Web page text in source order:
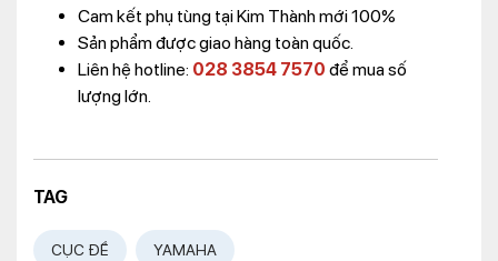
Cam kết phụ tùng tại Kim Thành mới 100%
Sản phẩm được giao hàng toàn quốc.
Liên hệ hotline: 028 3854 7570 để mua số
lượng lớn.
TAG
CỤC ĐỀ YAMAHA